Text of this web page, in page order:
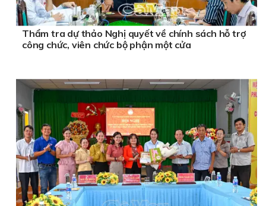
Thẩm tra dự thảo Nghị quyết về chính sách hỗ trợ
công chức, viên chức bộ phận một cửa